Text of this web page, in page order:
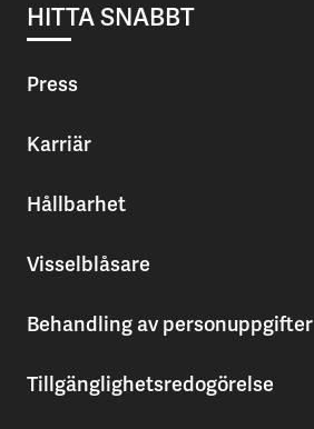
HITTA SNABBT
Press
Karriär
Hållbarhet
Visselblåsare
Behandling av personuppgifter
Tillgänglighetsredogörelse